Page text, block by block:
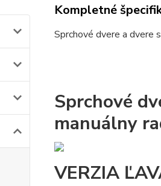
Kompletné
Sprchové dvere a dvere
Sprchové
manuálny
VERZIA